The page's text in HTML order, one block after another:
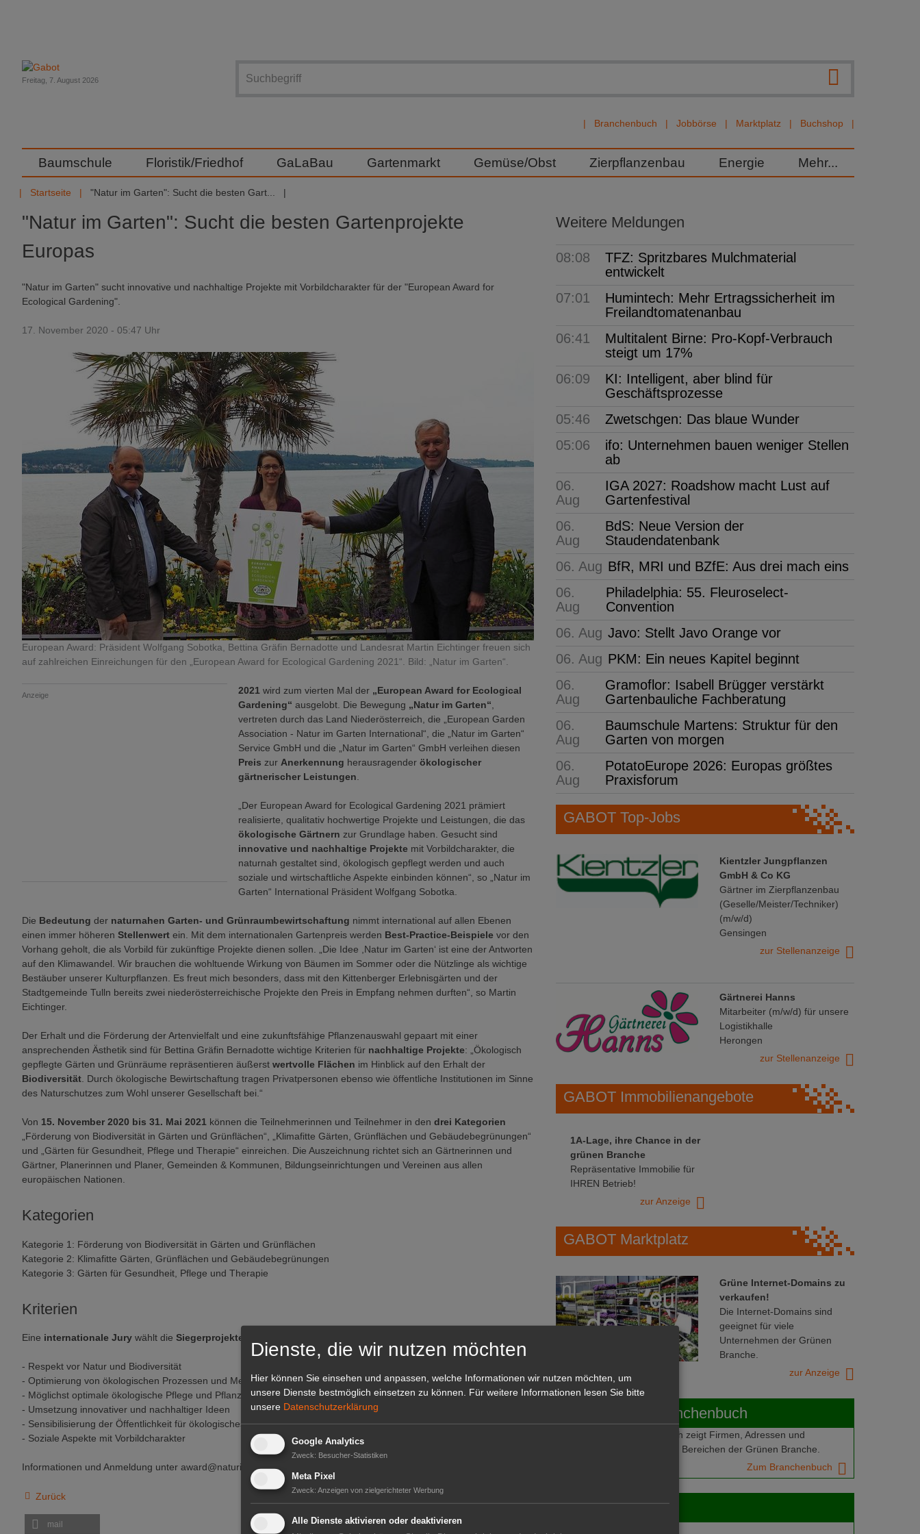
Branchenbuch Jobbörse Marktplatz Buchshop
Freitag, 7. August 2026
Baumschule Floristik/Friedhof GaLaBau Gartenmarkt Gemüse/Obst Zierpflanzenbau Energie Mehr...
Startseite "Natur im Garten": Sucht die besten Gart...
"Natur im Garten": Sucht die besten Gartenprojekte
Europas
"Natur im Garten" sucht innovative und nachhaltige Projekte mit Vorbildcharakter für der "European Award for
Ecological Gardening".
17. November 2020 - 05:47 Uhr
European Award: Präsident Wolfgang Sobotka, Bettina Gräfin Bernadotte und Landesrat Martin Eichtinger freuen sich
auf zahlreichen Einreichungen für den „European Award for Ecological Gardening 2021“. Bild: „Natur im Garten“.
Anzeige 2021 wird zum vierten Mal der „European Award for Ecological
Gardening“ ausgelobt. Die Bewegung „Natur im Garten“
vertreten durch das Land Niederösterreich, die „European Garden
Association - Natur im Garten International“, die „Natur im Garten“
Service GmbH und die „Natur im Garten“ GmbH verleihen diesen
Preis zur Anerkennung herausragender ökologischer
gärtnerischer Leistungen
„Der European Award for Ecological Gardening 2021 prämiert
realisierte, qualitativ hochwertige Projekte und Leistungen, die das
ökologische Gärtnern zur Grundlage haben. Gesucht sind
innovative und nachhaltige Projekte mit Vorbildcharakter, die
naturnah gestaltet sind, ökologisch gepflegt werden und auch
soziale und wirtschaftliche Aspekte einbinden können“, so „Natur im
Garten“ International Präsident Wolfgang Sobotka.
Die Bedeutung der naturnahen Garten- und Grünraumbewirtschaftung nimmt international auf allen Ebenen
einen immer höheren Stellenwert ein. Mit dem internationalen Gartenpreis werden Best-Practice-Beispiele vor den
Vorhang geholt, die als Vorbild für zukünftige Projekte dienen sollen. „Die Idee ,Natur im Garten‘ ist eine der Antworten
auf den Klimawandel. Wir brauchen die wohltuende Wirkung von Bäumen im Sommer oder die Nützlinge als wichtige
Bestäuber unserer Kulturpflanzen. Es freut mich besonders, dass mit den Kittenberger Erlebnisgärten und der
Stadtgemeinde Tulln bereits zwei niederösterreichische Projekte den Preis in Empfang nehmen durften“, so Martin
Eichtinger.
Der Erhalt und die Förderung der Artenvielfalt und eine zukunftsfähige Pflanzenauswahl gepaart mit einer
ansprechenden Ästhetik sind für Bettina Gräfin Bernadotte wichtige Kriterien für nachhaltige Projekte: „Ökologisch
gepflegte Gärten und Grünräume repräsentieren äußerst wertvolle Flächen im Hinblick auf den Erhalt der
Biodiversität . Durch ökologische Bewirtschaftung tragen Privatpersonen ebenso wie öffentliche Institutionen im Sinne
des Naturschutzes zum Wohl unserer Gesellschaft bei.“
Von 15. November 2020 bis 31. Mai 2021 können die Teilnehmerinnen und Teilnehmer in den drei Kategorien
„Förderung von Biodiversität in Gärten und Grünflächen“, „Klimafitte Gärten, Grünflächen und Gebäudebegrünungen“
und „Gärten für Gesundheit, Pflege und Therapie“ einreichen. Die Auszeichnung richtet sich an Gärtnerinnen und
Gärtner, Planerinnen und Planer, Gemeinden & Kommunen, Bildungseinrichtungen und Vereinen aus allen
europäischen Nationen.
Kategorien
Kategorie 1: Förderung von Biodiversität in Gärten und Grünflächen
Kategorie 2: Klimafitte Gärten, Grünflächen und Gebäudebegrünungen
Kategorie 3: Gärten für Gesundheit, Pflege und Therapie
Kriterien
Eine internationale Jury wählt die Siegerprojekte
- Respekt vor Natur und Biodiversität
- Optimierung von ökologischen Prozessen und Methoden in der Gartenwirtschaft
- Möglichst optimale ökologische Pflege und Pflanzenauswahl entsprechend dem jeweiligen Standort
- Umsetzung innovativer und nachhaltiger Ideen
- Sensibilisierung der Öffentlichkeit für ökologisches Gärtnern
- Soziale Aspekte mit Vorbildcharakter
Informationen und Anmeldung unter award@naturimgarten.at. („Natur im Garten“)
Zurück
mail
Weitere Meldungen
08:08
TFZ: Spritzbares Mulchmaterial
entwickelt
07:01
Humintech: Mehr Ertragssicherheit im
Freilandtomatenanbau
06:41
Multitalent Birne: Pro-Kopf-Verbrauch
steigt um 17%
06:09
KI: Intelligent, aber blind für
Geschäftsprozesse
05:46
Zwetschgen: Das blaue Wunder
05:06
ifo: Unternehmen bauen weniger Stellen
ab
06.
Aug
IGA 2027: Roadshow macht Lust auf
Gartenfestival
06.
Aug
BdS: Neue Version der
Staudendatenbank
06. Aug BfR, MRI und BZfE: Aus drei mach eins
06.
Aug
Philadelphia: 55. Fleuroselect-
Convention
06. Aug Javo: Stellt Javo Orange vor
06. Aug PKM: Ein neues Kapitel beginnt
06.
Aug
Gramoflor: Isabell Brügger verstärkt
Gartenbauliche Fachberatung
06.
Aug
Baumschule Martens: Struktur für den
Garten von morgen
06.
Aug
PotatoEurope 2026: Europas größtes
Praxisforum
GABOT Top-Jobs
Kientzler Jungpflanzen
GmbH & Co KG
Gärtner im Zierpflanzenbau
(Geselle/Meister/Techniker)
(m/w/d)
Gensingen
zur Stellenanzeige
Gärtnerei Hanns
Mitarbeiter (m/w/d) für unsere
Logistikhalle
Herongen
zur Stellenanzeige
GABOT Immobilienangebote
1A-Lage, ihre Chance in der
grünen Branche
Repräsentative Immobilie für
IHREN Betrieb!
zur Anzeige
GABOT Marktplatz
Grüne Internet-Domains zu
verkaufen!
Die Internet-Domains sind
geeignet für viele
Unternehmen der Grünen
Branche.
zur Anzeige
Das GABOT-Branchenbuch
Das GABOT-Branchenbuch zeigt Firmen, Adressen und
Telefonnummern aus allen Bereichen der Grünen Branche.
Zum Branchenbuch
GABOT jobs
Dienste, die wir nutzen möchten
Hier können Sie einsehen und anpassen, welche Informationen wir nutzen möchten, um
unsere Dienste bestmöglich einsetzen zu können.
Für weitere Informationen lesen Sie bitte
unsere Datenschutzerklärung
Google Analytics
Zweck: Besucher-Statistiken
Meta Pixel
Zweck: Anzeigen von zielgerichteter Werbung
Alle Dienste aktivieren oder deaktivieren